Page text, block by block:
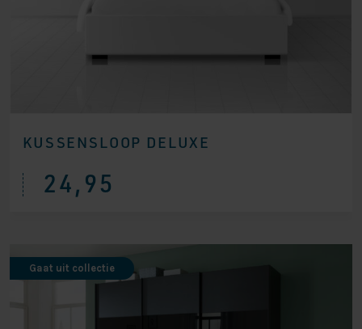
KUSSENSLOOP DELUXE
24,95
Gaat uit collectie